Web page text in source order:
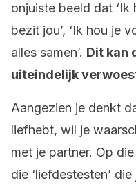
onjuiste beeld dat ‘Ik
bezit jou’, ‘Ik hou je
alles samen’. Dit kan
uiteindelijk
Aangezien je denkt
liefhebt, wil je
met je partner. Op
die ‘liefdestesten’